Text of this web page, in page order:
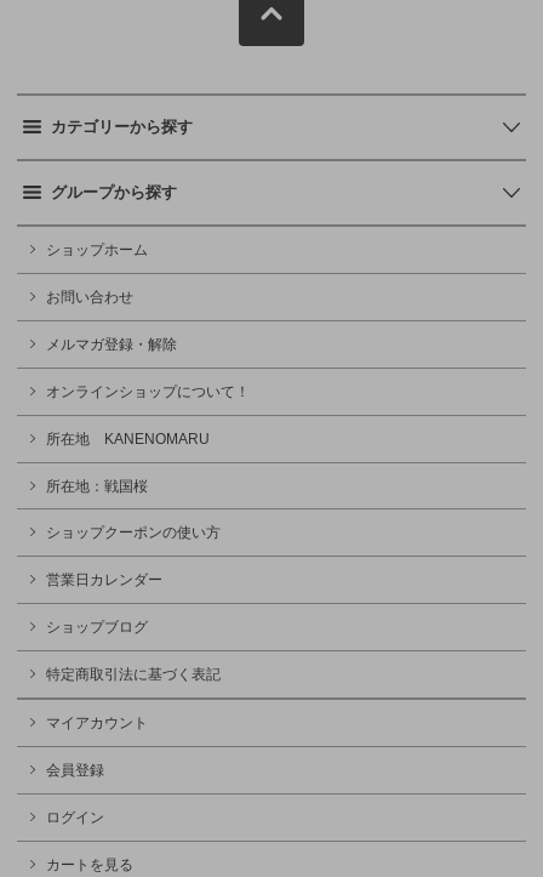
カテゴリーから探す
グループから探す
ショップホーム
お問い合わせ
メルマガ登録・解除
オンラインショップについて！
所在地 KANENOMARU
所在地：戦国桜
ショップクーポンの使い方
営業日カレンダー
ショップブログ
特定商取引法に基づく表記
マイアカウント
会員登録
ログイン
カートを見る